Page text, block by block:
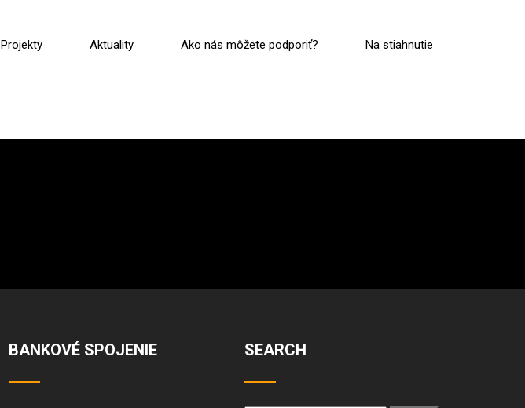
Projekty Aktuality Ako nás môžete podporiť? Na stiahnutie
BANKOVÉ SPOJENIE SEARCH